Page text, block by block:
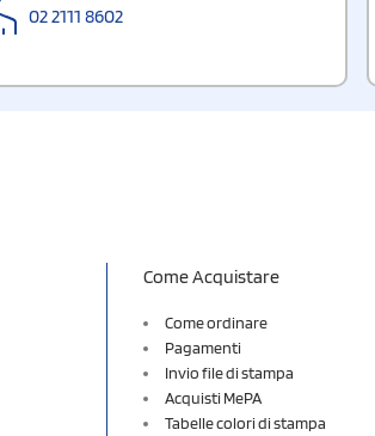
02 2111 8602
Come Acquistare
Come ordinare
Pagamenti
Invio file di stampa
Acquisti MePA
Tabelle colori di stampa